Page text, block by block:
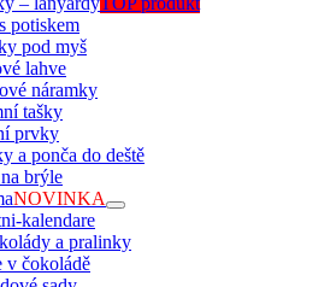
potiskem
pod myš
lahve
náramky
tašky
prvky
a ponča do deště
brýle
NOVINKA
kalendare
a pralinky
v čokoládě